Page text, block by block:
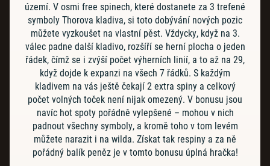
území. V osmi free spinech, které dostanete za 3 trefené
symboly Thorova kladiva, si toto dobývání nových pozic
můžete vyzkoušet na vlastní pěst. Vždycky, když na 3.
válec padne další kladivo, rozšíří se herní plocha o jeden
řádek, čímž se i zvýší počet výherních linií, a to až na 29,
když dojde k expanzi na všech 7 řádků. S každým
kladivem na vás ještě čekají 2 extra spiny a celkový
počet volných toček není nijak omezený. V bonusu jsou
navíc hot spoty pořádně vylepšené – mohou v nich
padnout všechny symboly, a kromě toho v tom levém
můžete narazit i na wilda. Získat tak respiny a za ně
pořádný balík peněz je v tomto bonusu úplná hračka!